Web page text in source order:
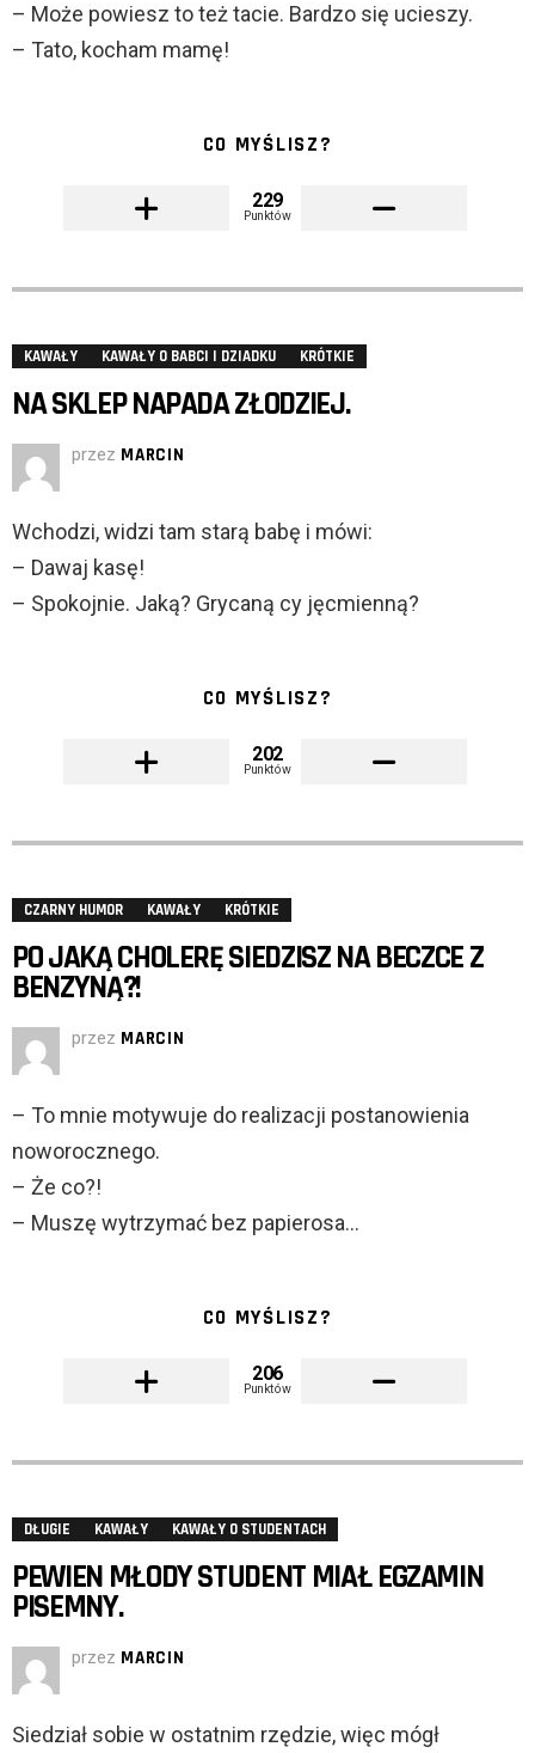
– Może powiesz to też tacie. Bardzo się ucieszy.
– Tato, kocham mamę!
CO MYŚLISZ?
229
Punktów
KAWAŁY KAWAŁY O BABCI I DZIADKU KRÓTKIE
NA SKLEP NAPADA ZŁODZIEJ.
przez MARCIN
Wchodzi, widzi tam starą babę i mówi:
– Dawaj kasę!
– Spokojnie. Jaką? Grycaną cy jęcmienną?
CO MYŚLISZ?
202
Punktów
CZARNY HUMOR KAWAŁY KRÓTKIE
PO JAKĄ CHOLERĘ SIEDZISZ NA BECZCE Z
BENZYNĄ?!
przez MARCIN
– To mnie motywuje do realizacji postanowienia
noworocznego.
– Że co?!
– Muszę wytrzymać bez papierosa…
CO MYŚLISZ?
206
Punktów
DŁUGIE KAWAŁY KAWAŁY O STUDENTACH
PEWIEN MŁODY STUDENT MIAŁ EGZAMIN
PISEMNY.
przez MARCIN
Siedział sobie w ostatnim rzędzie, więc mógł